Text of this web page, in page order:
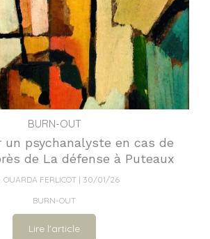
BURN-OUT
un psychanalyste en cas de
de La défense à Puteaux
OUARDA FERLICOT
30/01/26
BURN-OUT
Lire l'article